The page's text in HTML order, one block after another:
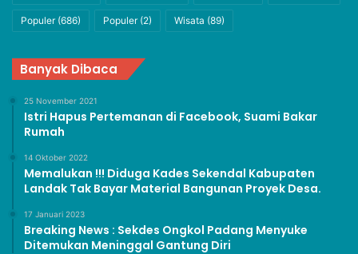
Populer(686) Populer(2) Wisata (89)
Banyak Dibaca
25 November 2021
Istri Hapus Pertemanan di Facebook, Suami Bakar
Rumah
14 Oktober 2022
Memalukan !!! Diduga Kades Sekendal Kabupaten
Landak Tak Bayar Material Bangunan Proyek Desa.
17 Januari 2023
Breaking News : Sekdes Ongkol Padang Menyuke
Ditemukan Meninggal Gantung Diri